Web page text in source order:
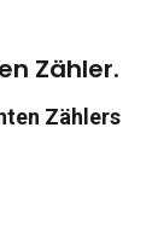
Zähler.
Zählers